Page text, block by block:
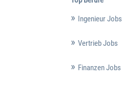
Ingenieur Jobs
Vertrieb Jobs
Finanzen Jobs